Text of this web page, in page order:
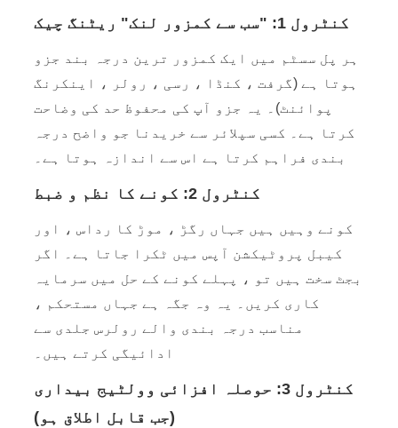
کنٹرول 1: "سب سے کمزور لنک" ریٹنگ چیک
ہر پل سسٹم میں ایک کمزور ترین درجہ بند جزو
ہوتا ہے (گرفت ، کنڈا ، رسی ، رولر ، اینکرنگ
پوائنٹ)۔ یہ جزو آپ کی محفوظ حد کی وضاحت
کرتا ہے۔ کسی سپلائر سے خریدنا جو واضح درجہ
بندی فراہم کرتا ہے اس سے اندازہ ہوتا ہے۔
کنٹرول 2: کونے کا نظم و ضبط
کونے وہیں ہیں جہاں رگڑ ، موڑ کا رداس ، اور
کیبل پروٹیکشن آپس میں ٹکرا جاتا ہے۔ اگر
بجٹ سخت ہیں تو ، پہلے کونے کے حل میں سرمایہ
کاری کریں۔ یہ وہ جگہ ہے جہاں مستحکم ،
مناسب درجہ بندی والے رولرس جلدی سے
ادائیگی کرتے ہیں۔
کنٹرول 3: حوصلہ افزائی وولٹیج بیداری
(جب قابل اطلاق ہو)